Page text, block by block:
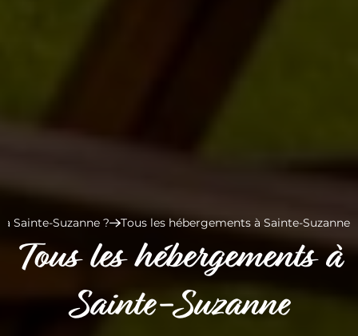
Sainte-Suzanne ? Tous les hébergements à Sainte-Suzanne
Tous les hébergements à
Sainte-Suzanne